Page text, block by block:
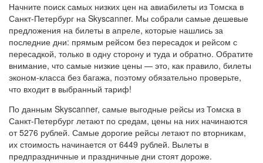
Начните поиск самых низких цен на авиабилеты из Томска в
Санкт-Петербург на Skyscanner. Мы собрали самые дешевые
предложения на билеты в апреле, которые нашлись за
последние дни: прямым рейсом без пересадок и рейсом с
пересадкой, только в одну сторону и туда и обратно. Обратите
внимание, что самые низкие цены — это, как правило, билеты
эконом-класса без багажа, поэтому обязательно проверьте,
что входит в выбранный тариф!
По данным Skyscanner, самые выгодные рейсы из Томска в
Санкт-Петербург летают по средам, цены на них начинаются
от 5276 рублей. Самые дорогие рейсы летают по вторникам,
их стоимость начинается от 6449 рублей. Вылеты в
предпраздничные и праздничные дни стоят дороже.